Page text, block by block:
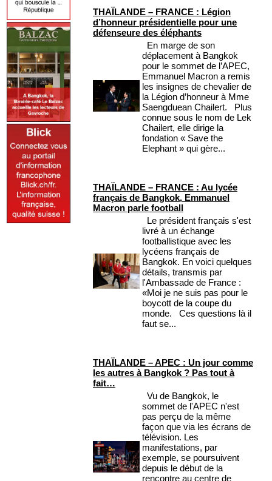
THAÏLANDE – FRANCE : Légion
d’honneur présidentielle pour une
défenseure des éléphants
En marge de son
déplacement à Bangkok
pour le sommet de l’APEC,
Emmanuel Macron a remis
les insignes de chevalier de
la Légion d’honneur à Mme
Saengduean Chailert. Plus
connue sous le nom de Lek
Chailert, elle dirige la
fondation « Save the
Elephant » qui gère...
THAÏLANDE – FRANCE : Au lycée
français de Bangkok, Emmanuel
Macron parle football
Le président français s'est
livré à un échange
footballistique avec les
lycéens français de
Bangkok. En voici quelques
détails, transmis par
l'Ambassade de France :
«Moi je ne suis pas pour le
boycott de la coupe du
monde. Ces questions là il
faut se...
THAÏLANDE – APEC : Un jour comme
les autres à Bangkok ? Pas tout à
fait…
Vu de Bangkok, le
sommet de l'APEC n'est
pas perçu de la même
façon que via les écrans de
télévision. Les
manifestations, par
exemple, se poursuivent
depuis le début de la
rencontre au centre de